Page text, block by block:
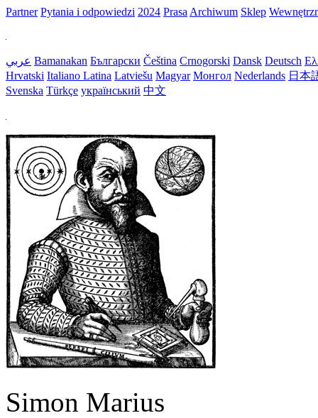
Partner Pytania i odpowiedzi 2024 Prasa Archiwum Sklep
عربي Bamanakan Български Čeština Crnogorski Dansk Deutsch
Hrvatski Italiano Latina Latviešu Magyar Монгол Nederlands 日本
Svenska Türkçe український 中文
Simon Marius